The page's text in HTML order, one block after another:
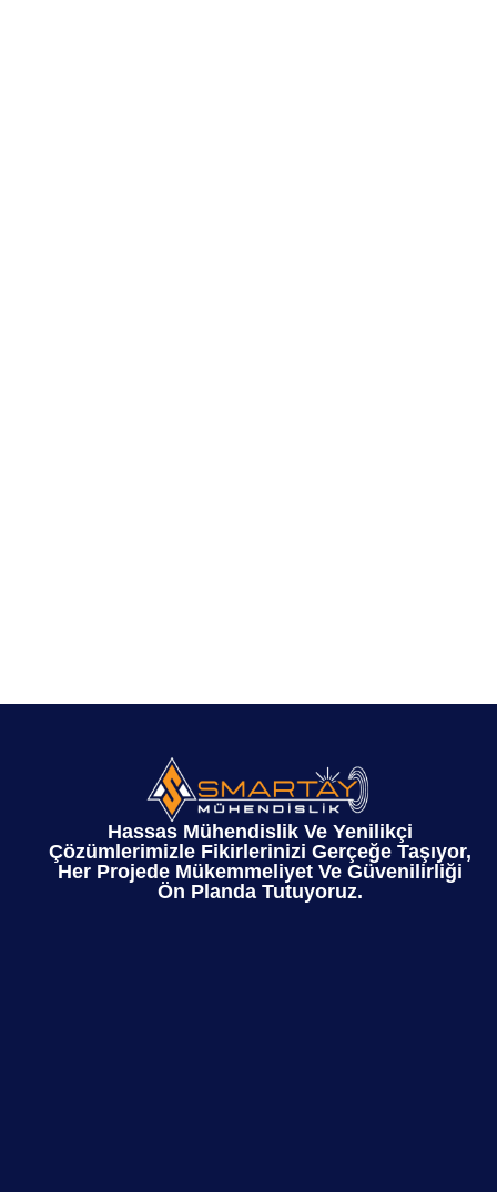
Hassas Mühendislik Ve Yenilikçi
Çözümlerimizle Fikirlerinizi Gerçeğe Taşıyor,
Her Projede Mükemmeliyet Ve Güvenilirliği
Ön Planda Tutuyoruz.